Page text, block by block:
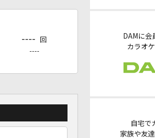
DAMに
カラオ
自宅で
家族や友
---- 回
----